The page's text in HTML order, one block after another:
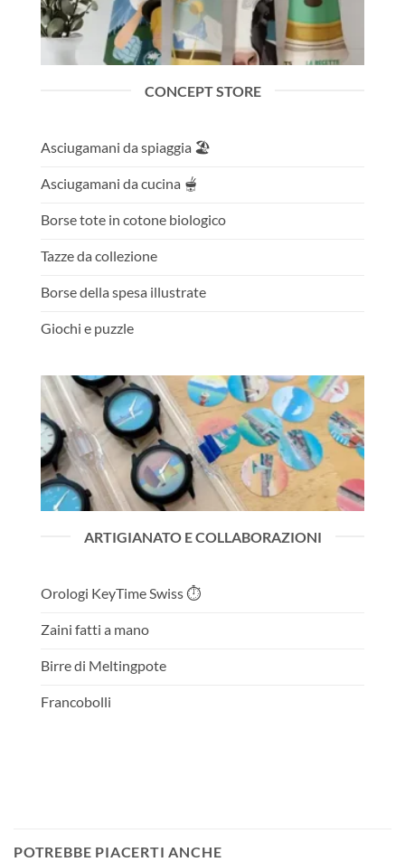
CONCEPT STORE
Asciugamani da spiaggia 🏖️
Asciugamani da cucina 🫕
Borse tote in cotone biologico
Tazze da collezione
Borse della spesa illustrate
Giochi e puzzle
ARTIGIANATO E COLLABORAZIONI
Orologi KeyTime Swiss ⏱️
Zaini fatti a mano
Birre di Meltingpote
Francobolli
POTREBBE PIACERTI ANCHE